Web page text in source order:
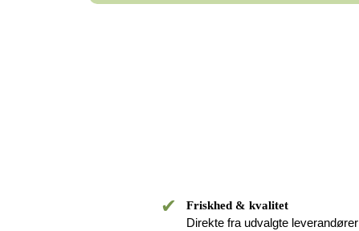
✔ Friskhed & kvalitet
Direkte fra udvalgte